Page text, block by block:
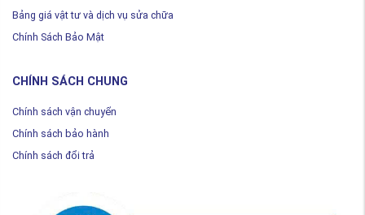
Bảng giá vật tư và dịch vụ sửa chữa
Chính Sách Bảo Mật
CHÍNH SÁCH CHUNG
Chính sách vận chuyển
Chính sách bảo hành
Chính sách đổi trả